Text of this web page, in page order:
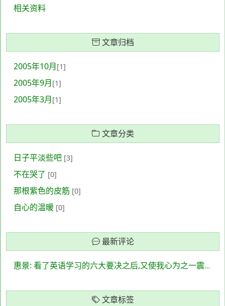
相关资料
文章归档
2005年10月[1]
2005年9月[1]
2005年3月[1]
文章分类
日子平淡些吧 [3]
不在哭了 [0]
那根紫色的皮筋 [0]
自心的温暖 [0]
最新评论
惠景: 看了英语学习的六大要决之后,又使我心为之一震啊,因为自己就是一个英语专业...
文章标签